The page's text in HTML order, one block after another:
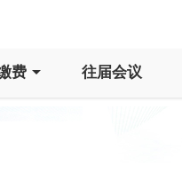
费 往届会议